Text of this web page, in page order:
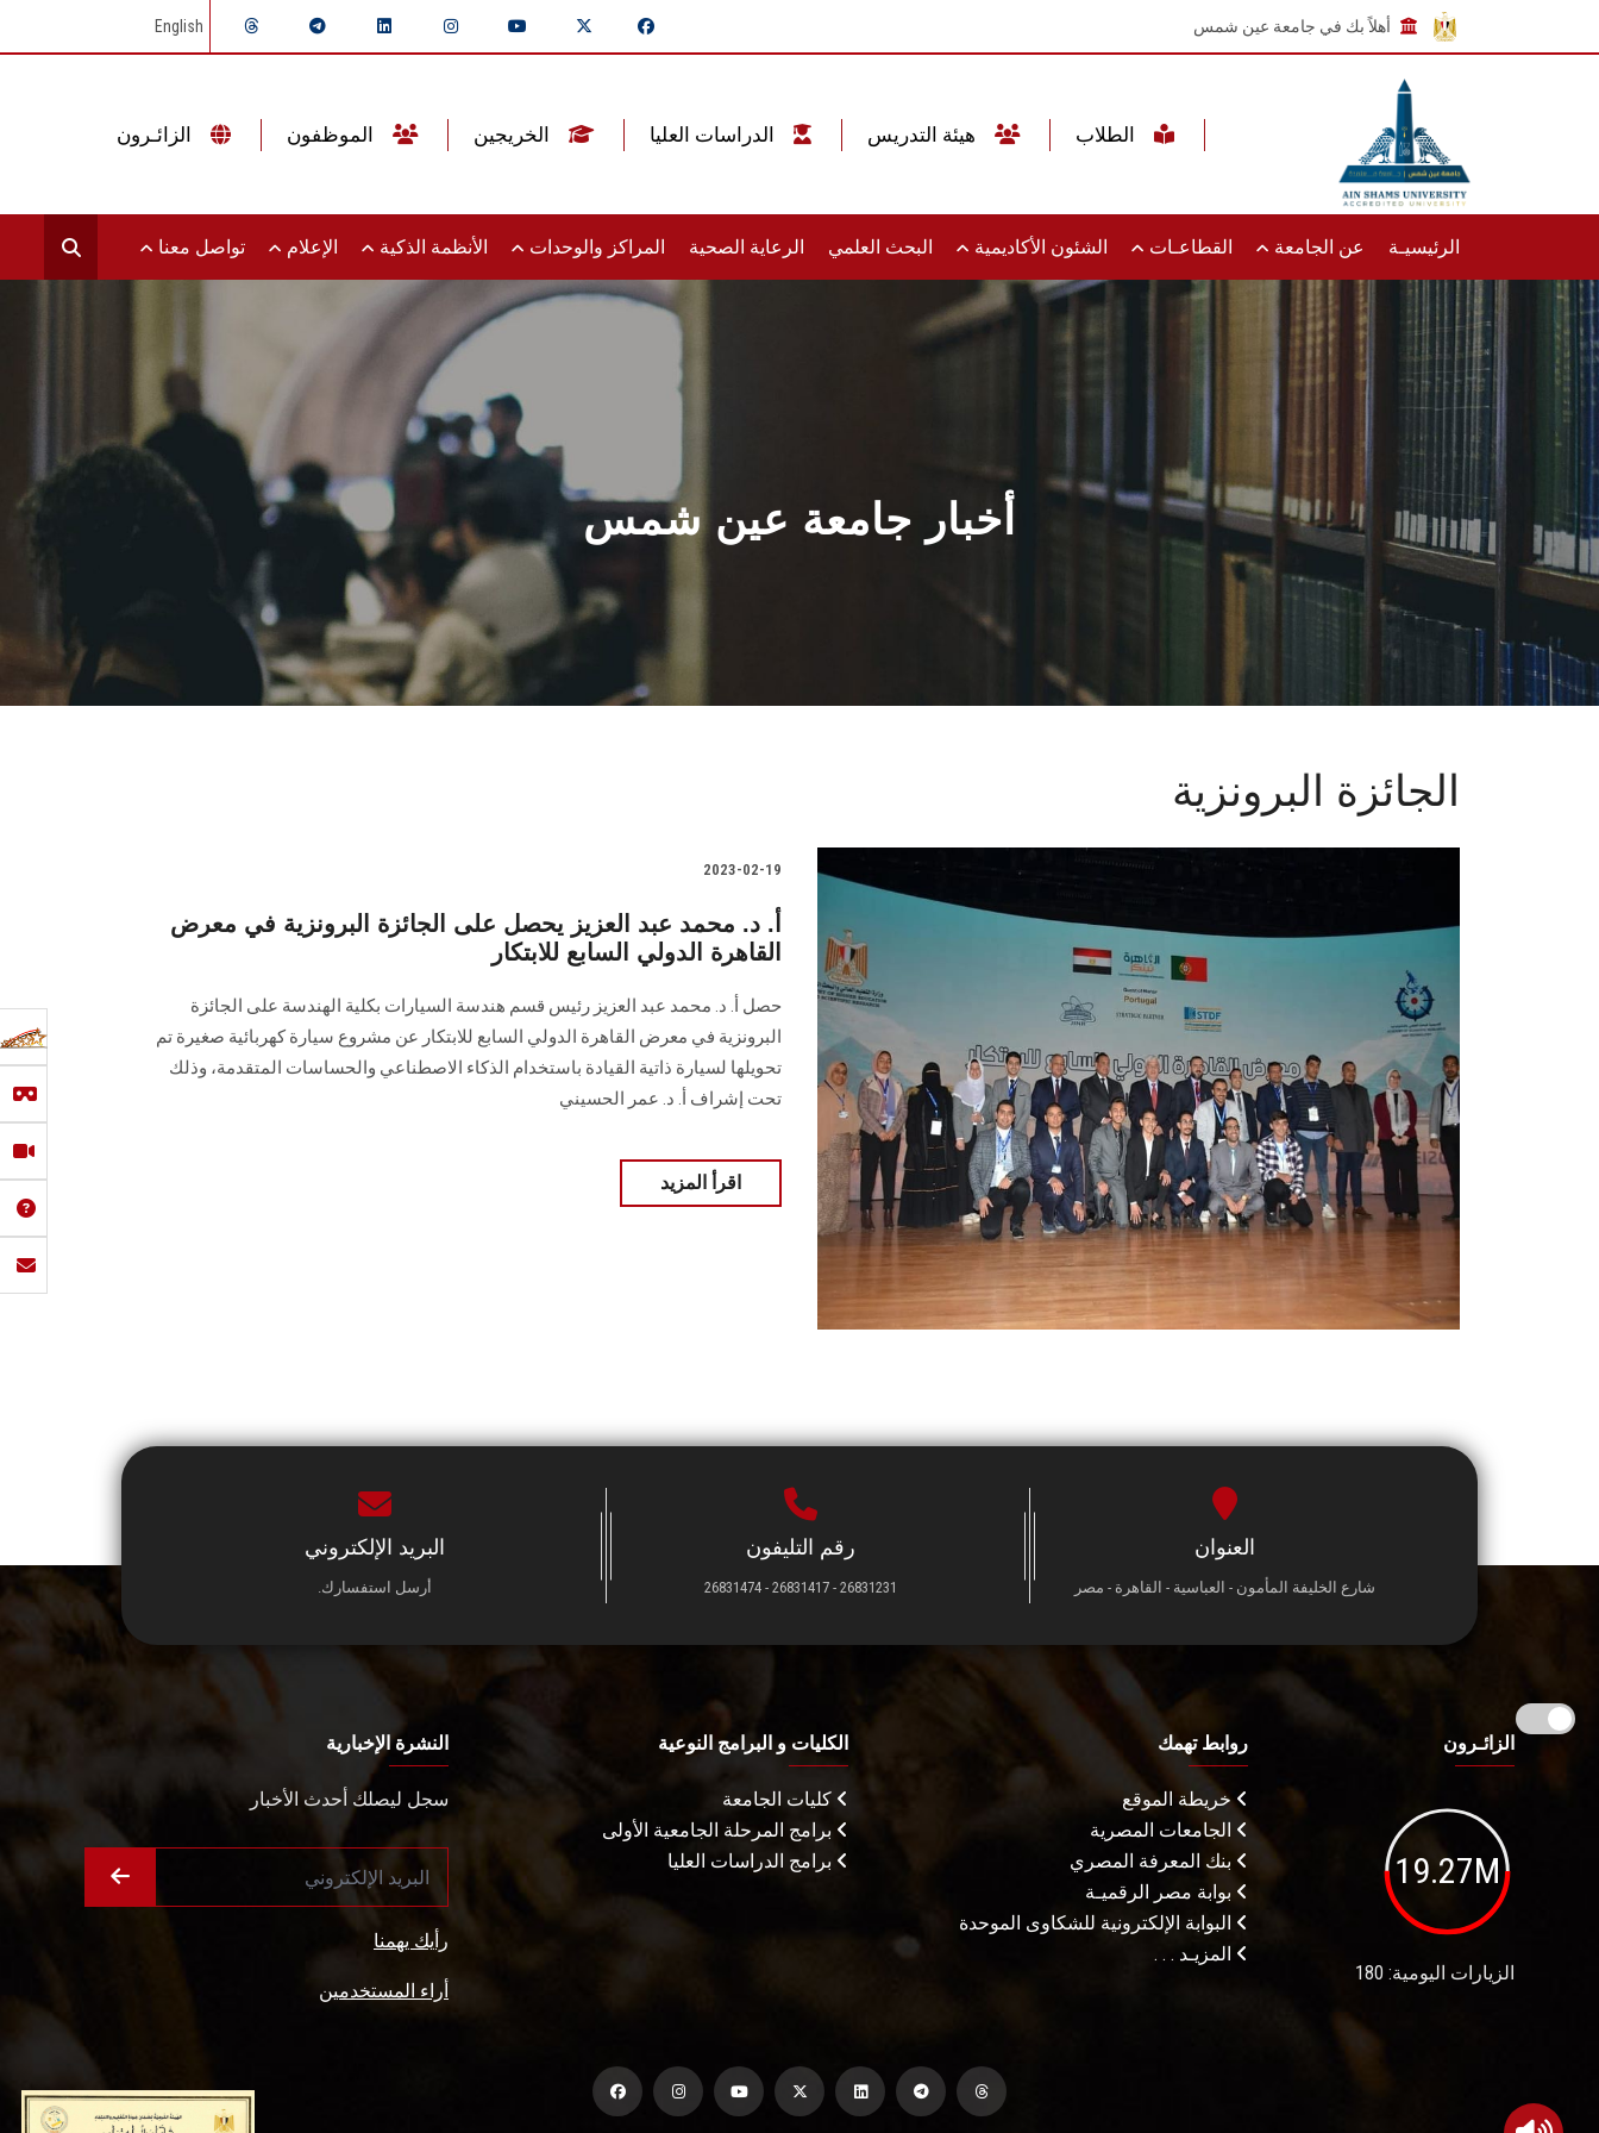
أهلاً بك في جامعة عين شمس English
الرئيسيـة عن الجامعة القطاعـات الشئون الأكاديمية البحث العلمي الرعاية الصحية المراكز والوحدات الأنظمة الذكية الإعلام تواصل معنا
أخبار جامعة عين شمس
الجائزة البرونزية
2023-02-19
أ. د. محمد عبد العزيز يحصل على الجائزة البرونزية في معرض
القاهرة الدولي السابع للابتكار
حصل أ. د. محمد عبد العزيز رئيس قسم هندسة السيارات بكلية الهندسة على الجائزة
البرونزية في معرض القاهرة الدولي السابع للابتكار عن مشروع سيارة كهربائية صغيرة تم
تحويلها لسيارة ذاتية القيادة باستخدام الذكاء الاصطناعي والحساسات المتقدمة، وذلك
تحت إشراف أ. د. عمر الحسيني
اقرأ المزيد
العنوان
شارع الخليفة المأمون - العباسية - القاهرة - مصر
رقم التليفون
26831231 - 26831417 - 26831474
البريد الإلكتروني
أرسل استفسارك.
الزائـرون
19.27M
الزيارات اليومية: 180
روابط تهمك
خريطة الموقع
الجامعات المصرية
بنك المعرفة المصري
بوابة مصر الرقميـة
البوابة الإلكترونية للشكاوى الموحدة
المزيـد . . .
الكليات و البرامج النوعية
كليات الجامعة
برامج المرحلة الجامعية الأولى
برامج الدراسات العليا
النشرة الإخبارية
سجل ليصلك أحدث الأخبار
رأيك يهمنا
أراء المستخدمين